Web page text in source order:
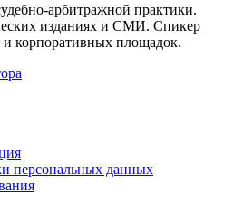
арбитражной практики.
изданиях и СМИ. Спикер
и корпоративных площадок.
персональных данных